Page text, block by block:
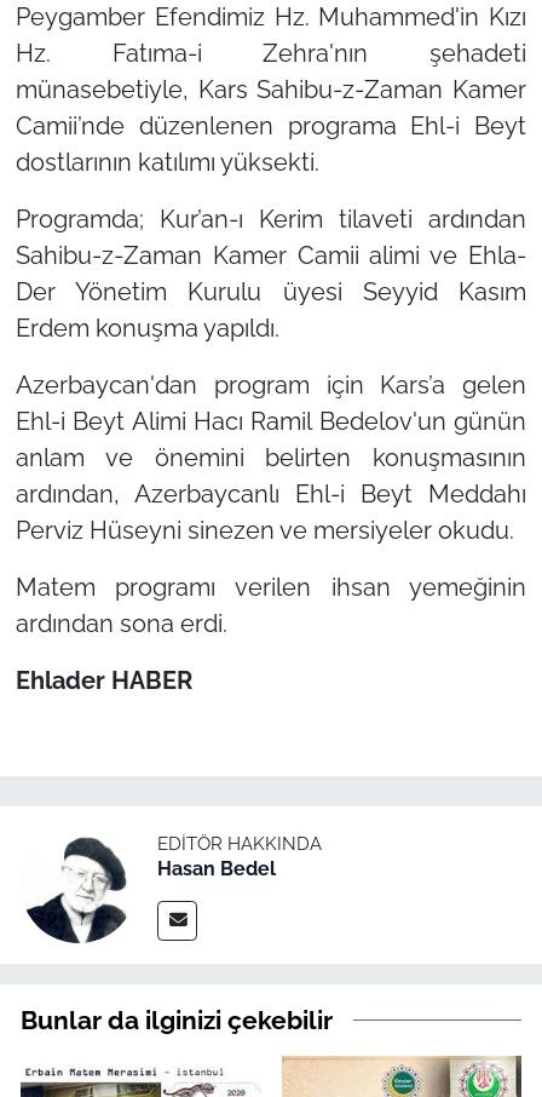
Peygamber Efendimiz Hz. Muhammed'in Kızı
Hz. Fatıma-i Zehra'nın şehadeti
münasebetiyle, Kars Sahibu-z-Zaman Kamer
Camii’nde düzenlenen programa Ehl-i Beyt
dostlarının katılımı yüksekti.
Programda; Kur’an-ı Kerim tilaveti ardından
Sahibu-z-Zaman Kamer Camii alimi ve Ehla-
Der Yönetim Kurulu üyesi Seyyid Kasım
Erdem konuşma yapıldı.
Azerbaycan'dan program için Kars’a gelen
Ehl-i Beyt Alimi Hacı Ramil Bedelov'un günün
anlam ve önemini belirten konuşmasının
ardından, Azerbaycanlı Ehl-i Beyt Meddahı
Perviz Hüseyni sinezen ve mersiyeler okudu.
Matem programı verilen ihsan yemeğinin
ardından sona erdi.
Ehlader HABER
EDITÖR HAKKINDA
Hasan Bedel
Bunlar da ilginizi çekebilir